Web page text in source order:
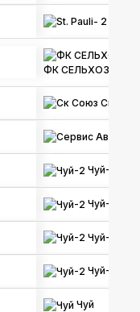
ФК СЕЛЬХОЗ-
Ск
Чуй-2
Чуй-2
Чуй-2
Чуй-2
Чуй